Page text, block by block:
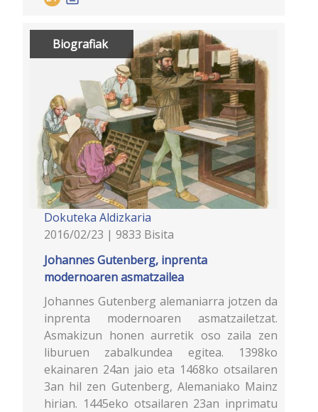
Biografiak
Dokuteka Aldizkaria
2016/02/23 | 9833 Bisita
Johannes Gutenberg, inprenta
modernoaren asmatzailea
Johannes Gutenberg alemaniarra jotzen da
inprenta modernoaren asmatzailetzat.
Asmakizun honen aurretik oso zaila zen
liburuen zabalkundea egitea. 1398ko
ekainaren 24an jaio eta 1468ko otsailaren
3an hil zen Gutenberg, Alemaniako Mainz
hirian. 1445eko otsailaren 23an inprimatu